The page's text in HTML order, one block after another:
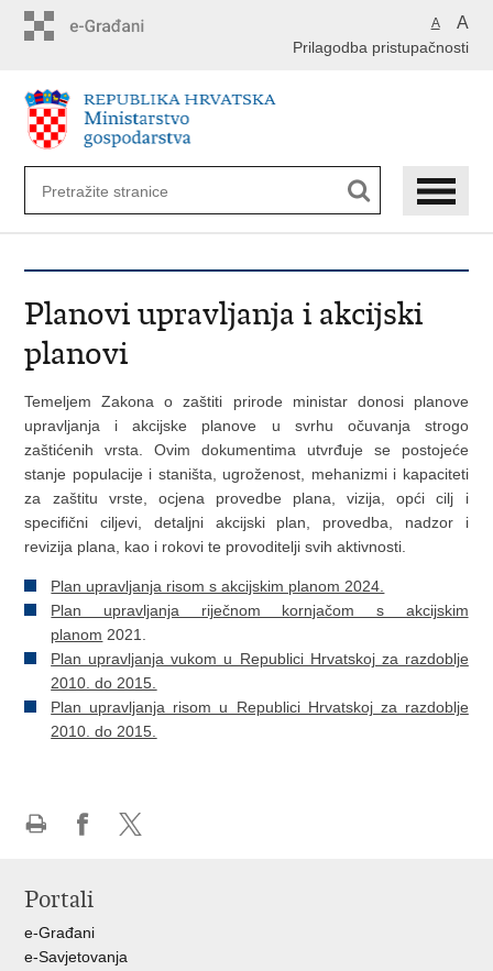
A A
Prilagodba pristupačnosti
Planovi upravljanja i akcijski
planovi
Temeljem Zakona o zaštiti prirode ministar donosi planove
upravljanja i akcijske planove u svrhu očuvanja strogo
zaštićenih vrsta. Ovim dokumentima utvrđuje se postojeće
stanje populacije i staništa, ugroženost, mehanizmi i kapaciteti
za zaštitu vrste, ocjena provedbe plana, vizija, opći cilj i
specifični ciljevi, detaljni akcijski plan, provedba, nadzor i
revizija plana, kao i rokovi te provoditelji svih aktivnosti.
Plan upravljanja risom s akcijskim planom 2024.
Plan upravljanja riječnom kornjačom s akcijskim
planom 2021.
Plan upravljanja vukom u Republici Hrvatskoj za razdoblje
2010. do 2015.
Plan upravljanja risom u Republici Hrvatskoj za razdoblje
2010. do 2015.
Facebooku
Portali
e-Građani
e-Savjetovanja